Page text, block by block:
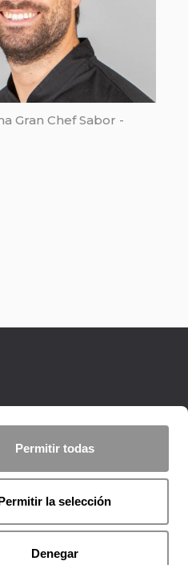
Permitir todas
la selección
Denegar
Gran Chef Sabor -